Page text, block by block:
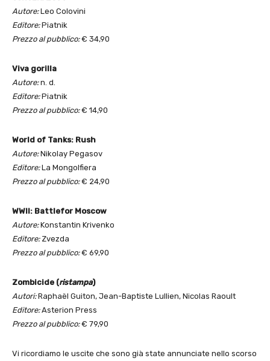
Autore:Leo Colovini
Editore:Piatnik
Prezzo al pubblico:€ 34,90
Viva gorilla
Autore:n. d.
Editore:Piatnik
Prezzo al pubblico:€ 14,90
World of Tanks: Rush
Autore:Nikolay Pegasov
Editore:La Mongolfiera
Prezzo al pubblico:€ 24,90
WWII: Battlefor Moscow
Autore:Konstantin Krivenko
Editore: Zvezda
Prezzo al pubblico:€ 69,90
Zombicide (ristampa)
Autori:Raphaël Guiton, Jean-Baptiste Lullien, Nicolas Raoult
Editore:Asterion Press
Prezzo al pubblico:€ 79,90
Vi ricordiamo le uscite che sono già state annunciate nello scorso